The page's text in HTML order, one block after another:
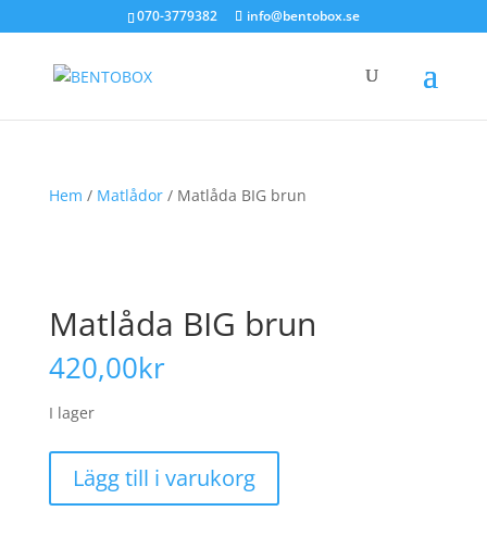
070-3779382 info@bentobox.se
Hem / Matlådor/ Matlåda BIG brun
Matlåda BIG brun
420,00kr
I lager
brun
Lägg till i varukorg